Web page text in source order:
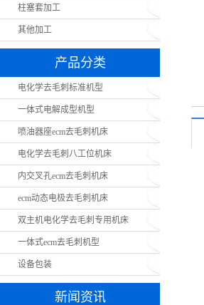
柱塞套加工
其他加工
产品分类
电化学去毛刺标准机型
一体式电解成型机型
喷油器座ecm去毛刺机床
电化学去毛刺八工位机床
内交叉孔ecm去毛刺机床
ecm动态电极去毛刺机床
双主机电化学去毛刺专用机床
一体式ecm去毛刺机型
设备包装
新闻资讯